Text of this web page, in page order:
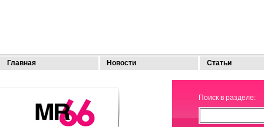
Главная Новости Статьи
МОЯ
РАБОТА
Поиск в разделе: